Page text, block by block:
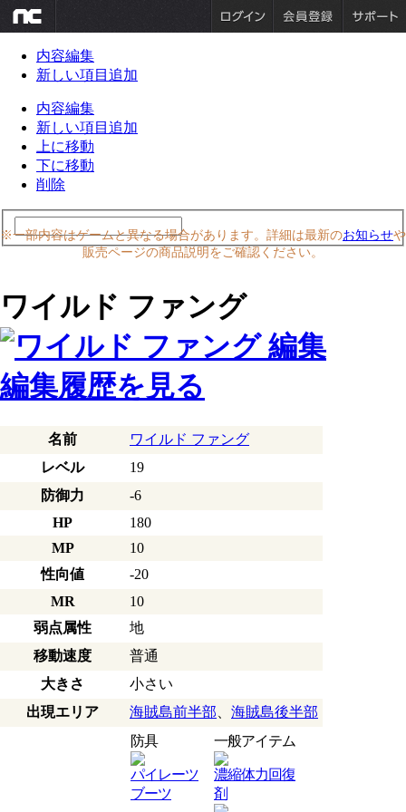
内容編集
新しい項目追加
内容編集
新しい項目追加
上に移動
下に移動
削除
※一部内容はゲームと異なる場合があります。詳細は最新のお知らせや
販売ページの商品説明をご確認ください。
ワイルド ファング
編集履歴を見る
名前
ワイルド ファング
レベル
19
防御力
-6
HP
180
MP
10
性向値
-20
MR
10
弱点属性
地
移動速度
普通
大きさ
小さい
出現エリア
海賊島前半部
海賊島後半部
防具
パイレーツ
ブーツ
一般アイテム
濃縮体力回復
剤